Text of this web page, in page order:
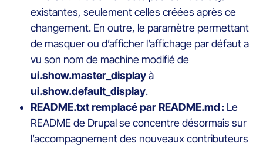
existantes, seulement celles créées après ce
changement. En outre, le paramètre permettant
de masquer ou d’afficher l’affichage par défaut a
vu son nom de machine modifié de
ui.show.master_displayà
ui.show.default_display.
README.txt remplacé par README.md : Le
README de Drupal se concentre désormais sur
l’accompagnement des nouveaux contributeurs